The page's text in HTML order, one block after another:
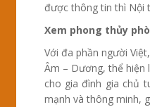
được thông tin thì Nội
Xem phong thủy
Với đa phần người
Âm – Dương, thể hiện
cho gia đình gia chủ
mạnh và thông minh,